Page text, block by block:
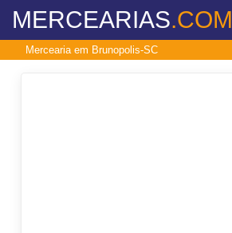
MERCEARIAS.COM
Mercearia em Brunopolis-SC